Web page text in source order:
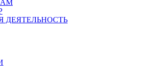
ДЕЯТЕЛЬНОСТЬ